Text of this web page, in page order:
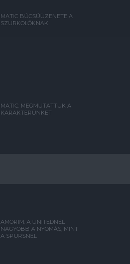
MATIC BÚCSÚÜZENETE A
SZURKOLÓKNAK
MATIC: MEGMUTATTUK A
KARAKTERÜNKET
AMORIM: A UNITEDNÉL
NAGYOBB A NYOMÁS, MINT
A SPURSNÉL